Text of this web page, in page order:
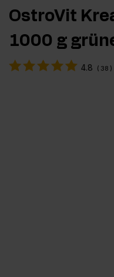
OstroVit
1000 g
4.8 ( 38 )